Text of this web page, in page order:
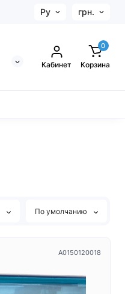
Ру грн.
Кабинет
0
Корзина
По умолчанию
A0150120018